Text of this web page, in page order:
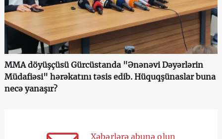
MMA döyüşçüsü Gürcüstanda "Ənənəvi Dəyərlərin
Müdafiəsi" hərəkatını təsis edib. Hüquqşünaslar buna
necə yanaşır?
Xəbərlərə abunə olun